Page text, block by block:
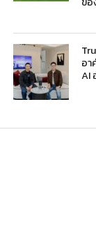
อา
AI